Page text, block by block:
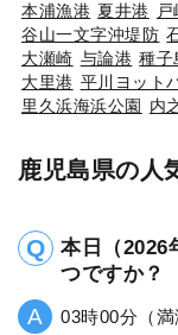
本浦漁港 夏井港
谷山一文字沖堤防
大瀬崎 与論港 種子
大里港 平川ヨット
里久浜海浜公園
内
鹿児島県の人
本日（2026
つですか？
03時00分（